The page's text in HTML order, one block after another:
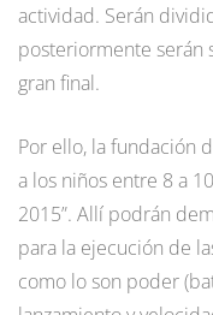
actividad. Serán
posteriormente serán
gran final.
Por ello, la fundación
a los niños entre 8 a
2015”. Allí podrán
para la ejecución de
como lo son poder